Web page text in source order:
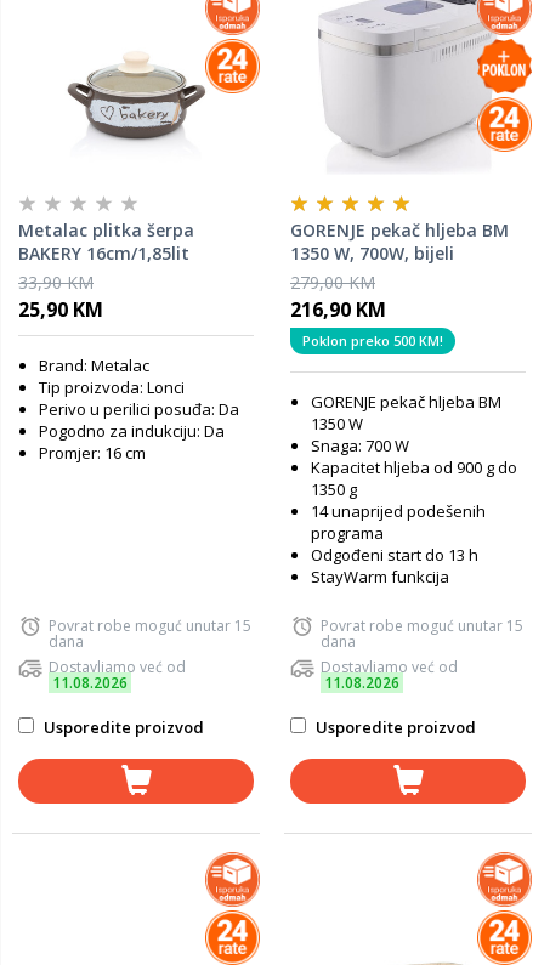
Metalac plitka šerpa
BAKERY 16cm/1,85lit
33,90 KM
25,90 KM
Brand: Metalac
Tip proizvoda: Lonci
Perivo u perilici posuđa: Da
Pogodno za indukciju: Da
Promjer: 16 cm
Povrat robe moguć unutar 15
dana
Dostavljamo već od
11.08.2026
Usporedite proizvod
GORENJE pekač hljeba BM
1350 W, 700W, bijeli
279,00 KM
216,90 KM
Poklon preko 500 KM!
GORENJE pekač hljeba BM
1350 W
Snaga: 700 W
Kapacitet hljeba od 900 g do
1350 g
14 unaprijed podešenih
programa
Odgođeni start do 13 h
StayWarm funkcija
Povrat robe moguć unutar 15
dana
Dostavljamo već od
11.08.2026
Usporedite proizvod